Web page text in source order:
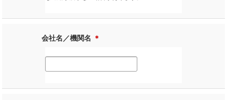
会社名／機関名 ＊